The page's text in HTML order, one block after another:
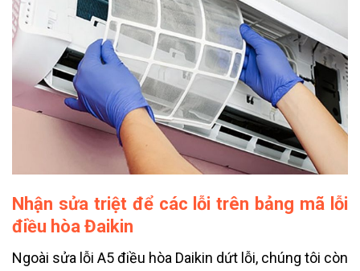
Nhận sửa triệt để các lỗi trên bảng mã lỗi
điều hòa Đaikin
Ngoài sửa lỗi A5 điều hòa Daikin dứt lỗi, chúng tôi còn